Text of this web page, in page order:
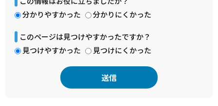
分かりやすかった
分かりにくかった
このページは見つけやすかったですか？
見つけやすかった
見つけにくかった